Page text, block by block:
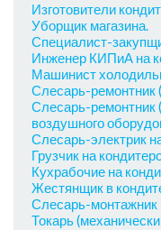
Изготовители
Уборщик магазина.
Специалист-
Инженер КИПиА на
Машинист
Слесарь-ремонтник
Слесарь-ремонтник
воздушного
Слесарь-электрик
Грузчик на
Кухрабочие на
Жестянщик в
Слесарь-монтажник
Токарь